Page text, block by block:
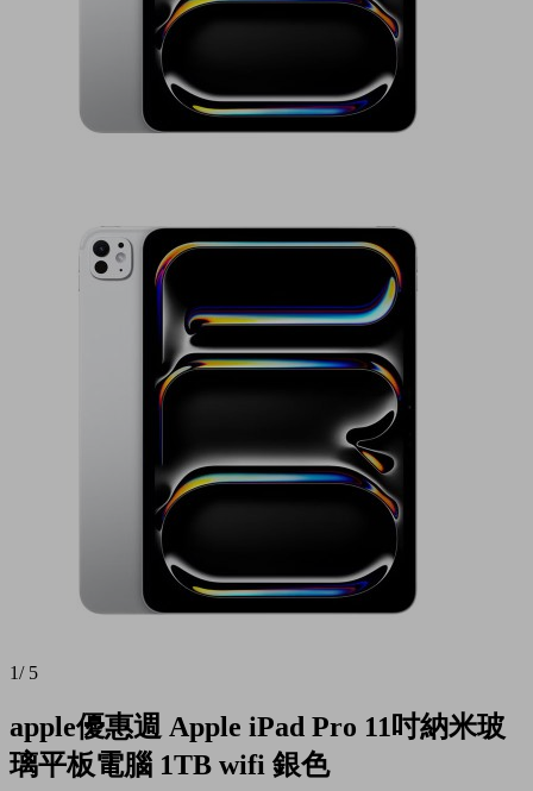
1/ 5
apple優惠週 Apple iPad Pro 11吋納米玻
璃平板電腦 1TB wifi 銀色